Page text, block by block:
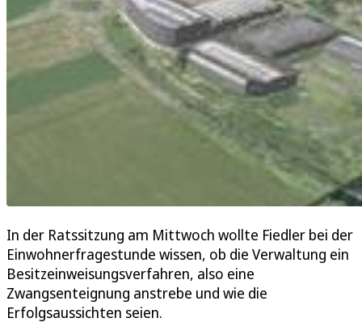
In der Ratssitzung am Mittwoch wollte Fiedler bei der
Einwohnerfragestunde wissen, ob die Verwaltung ein
Besitzeinweisungsverfahren, also eine
Zwangsenteignung anstrebe und wie die
Erfolgsaussichten seien.